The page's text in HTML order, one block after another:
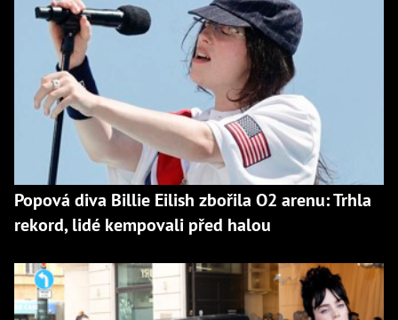
Popová diva Billie Eilish zbořila O2 arenu: Trhla
rekord, lidé kempovali před halou